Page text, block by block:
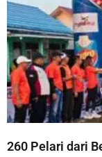
260 Pelari dari